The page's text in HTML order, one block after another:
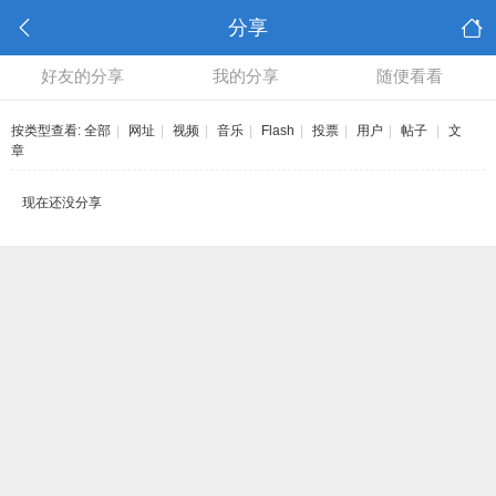
分享
好友的分享 我的分享 随便看看
按类型查看: 全部 网址 视频 音乐 Flash 投票 用户 帖子
文
章
现在还没分享